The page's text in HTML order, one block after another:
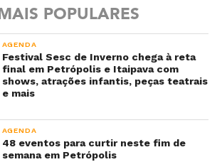
MAIS POPULARES
AGENDA
Festival Sesc de Inverno chega à reta
final em Petrópolis e Itaipava com
shows, atrações infantis, peças teatrais
e mais
AGENDA
48 eventos para curtir neste fim de
semana em Petrópolis